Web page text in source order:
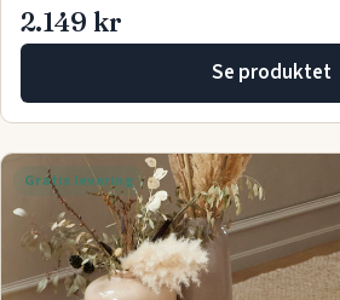
2.149 kr
Se produktet
Gratis levering